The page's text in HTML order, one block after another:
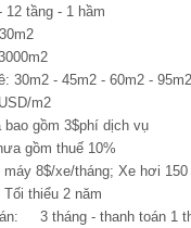
tầng - 1 hầm
30m2 - 45m2 - 60m2 -
m2
gồm 3$phí dịch vụ
gồm thuế 10%
8$/xe/tháng; Xe hơi 150
thiểu 2 năm
3 tháng - thanh toán 1